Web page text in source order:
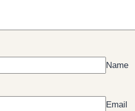
Name
Email